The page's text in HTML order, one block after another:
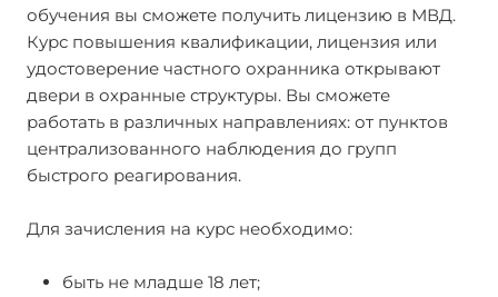
обучения вы сможете получить лицензию в МВД.
Курс повышения квалификации, лицензия или
удостоверение частного охранника открывают
двери в охранные структуры. Вы сможете
работать в различных направлениях: от пунктов
централизованного наблюдения до групп
быстрого реагирования.
Для зачисления на курс необходимо:
быть не младше 18 лет;